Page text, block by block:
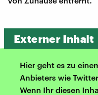
Externer Inhalt
Hier geht es zu
Anbieters wie
Wenn Ihr diesen